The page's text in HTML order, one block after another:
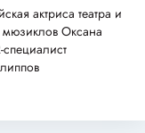
актриса театра и
мюзиклов Оксана
специалист